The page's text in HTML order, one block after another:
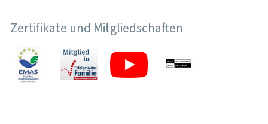
Zertifikate und Mitgliedschaften